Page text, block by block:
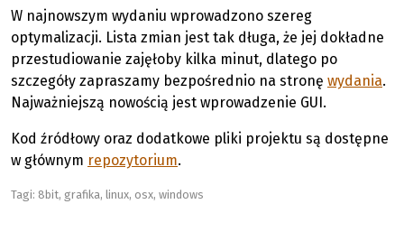
W najnowszym wydaniu wprowadzono szereg
optymalizacji. Lista zmian jest tak długa, że jej dokładne
przestudiowanie zajęłoby kilka minut, dlatego po
szczegóły zapraszamy bezpośrednio na stronę wydania.
Najważniejszą nowością jest wprowadzenie GUI.
Kod źródłowy oraz dodatkowe pliki projektu są dostępne
w głównym repozytorium.
Tagi: 8bit, grafika, linux, osx, windows